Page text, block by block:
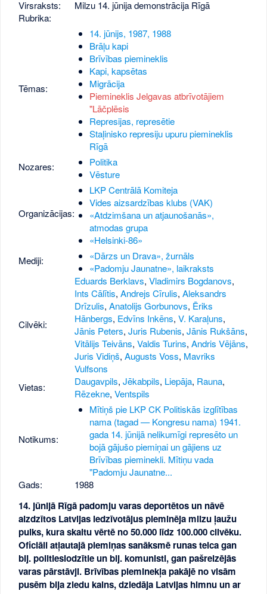
Virsraksts:
Milzu 14. jūnija demonstrācija Rīgā
Rubrika:
Tēmas:
14. jūnijs, 1987, 1988
Brāļu kapi
Brīvības piemineklis
Kapi, kapsētas
Migrācija
Piemineklis Jelgavas atbrīvotājiem
"Lāčplēsis
Represijas, represētie
Staļinisko represiju upuru piemineklis
Rīgā
Nozares:
Politika
Vēsture
Organizācijas:
LKP Centrālā Komiteja
Vides aizsardzības klubs (VAK)
«Atdzimšana un atjaunošanās»,
atmodas grupa
«Helsinki-86»
Mediji:
«Dārzs un Drava», žurnāls
«Padomju Jaunatne», laikraksts
Cilvēki:
Eduards Berklavs,Vladimirs Bogdanovs,
Ints Cālītis,Andrejs Cīrulis,Aleksandrs
Drīzulis,Anatolijs Gorbunovs, Ēriks
Hānbergs, Edvīns Inkēns,V. Karaļuns,
Jānis Peters,Juris Rubenis,Jānis Rukšāns,
Vitālijs Teivāns,Valdis Turins,Andris Vējāns,
Juris Vidiņš,Augusts Voss, Mavriks
Vulfsons
Vietas:
Daugavpils,Jēkabpils, Liepāja, Rauna,
Rēzekne,Ventspils
Notikums:
Mītiņš pie LKP CK Politiskās izglītības
nama (tagad — Kongresu nama) 1941.
gada 14. jūnijā nelikumīgi represēto un
bojā gājušo piemiņai un gājiens uz
Brīvības pieminekli. Mītiņu vada
"Padomju Jaunatne...
Gads:
1988
14. jūnijā Rīgā padomju varas deportētos un nāvē
aizdzītos Latvijas iedzīvotājus pieminēja milzu ļaužu
pulks, kura skaitu vērtē no 50.000 līdz 100.000 cilvēku.
Oficiāli atļautajā piemiņas sanāksmē runas teica gan
bij. politieslodzītie un bij. komunisti, gan pašreizējās
varas pārstāvji. Brīvības pieminekļa pakājē no visām
pusēm bija ziedu kalns, dziedāja Latvijas himnu un ar